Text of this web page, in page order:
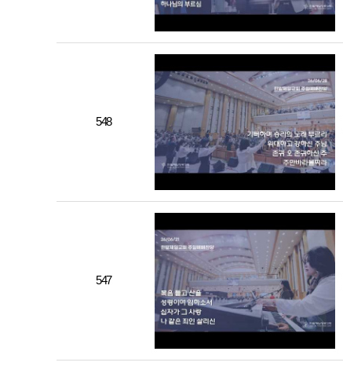
548
547